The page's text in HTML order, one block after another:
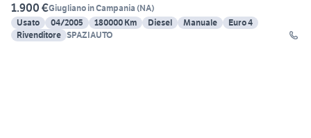
1.900 €Giugliano in Campania (NA)
Usato
04/2005 180000 Km Diesel Manuale
Euro 4
Rivenditore SPAZIAUTO